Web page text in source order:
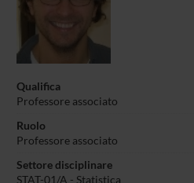
Qualifica
Professore associato
Ruolo
Professore associato
Settore disciplinare
STAT-01/A - Statistica